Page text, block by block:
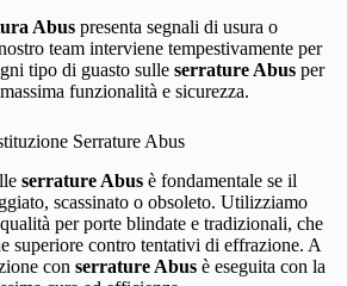
Abuspresenta segnali di usura o
team interviene tempestivamente per
tipo di guasto sulle serrature Abus per
funzionalità e sicurezza.
Serrature Abus
serrature Abus è fondamentale se il
scassinato o obsoleto. Utilizziamo
per porte blindate e tradizionali, che
superiore contro tentativi di effrazione. A
con serrature Abus è eseguita con la